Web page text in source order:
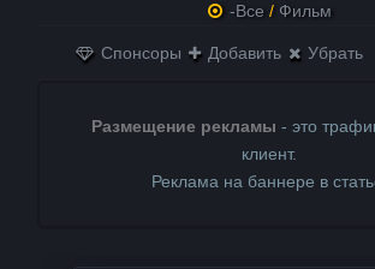
-Все / Фильм
Спонсоры Добавить Убрать
Размещение рекламы - это
клиент.
Реклама на баннере в